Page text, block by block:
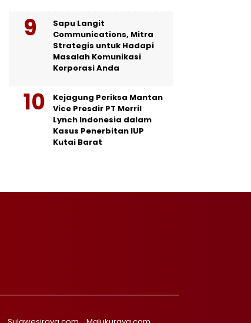
Sapu Langit
Communications, Mitra
Strategis untuk Hadapi
Masalah Komunikasi
Korporasi Anda
Kejagung Periksa Mantan
Vice Presdir PT Merril
Lynch Indonesia dalam
Kasus Penerbitan IUP
Kutai Barat